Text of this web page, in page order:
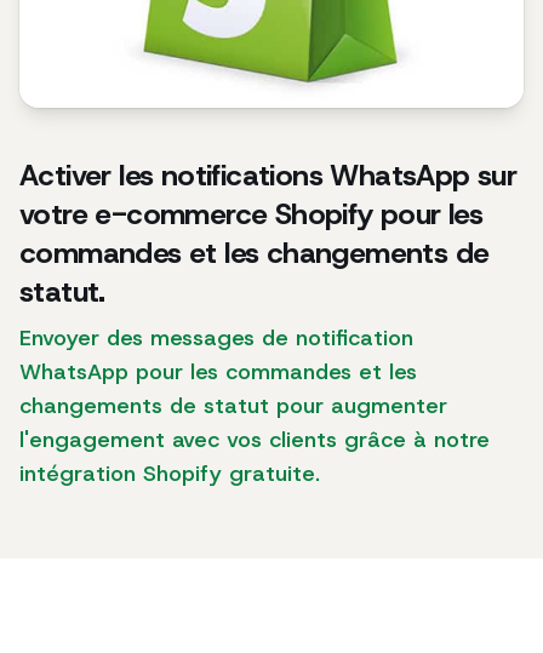
Activer les notifications WhatsApp sur
votre e-commerce Shopify pour les
commandes et les changements de
statut.
Envoyer des messages de notification
WhatsApp pour les commandes et les
changements de statut pour augmenter
l'engagement avec vos clients grâce à notre
intégration Shopify gratuite.